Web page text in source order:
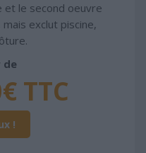
et le second oeuvre
exclut piscine,
TTC
!